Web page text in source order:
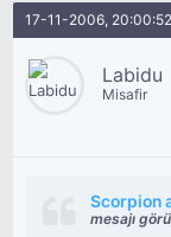
17-11-2006, 20:00:52
Labidu
Misafir
Scorpion
mesajı